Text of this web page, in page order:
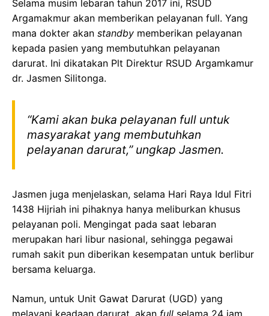
Selama musim lebaran tahun 2017 ini, RSUD
Argamakmur akan memberikan pelayanan full. Yang
mana dokter akan standby memberikan pelayanan
kepada pasien yang membutuhkan pelayanan
darurat. Ini dikatakan Plt Direktur RSUD Argamkamur
dr. Jasmen Silitonga.
“Kami akan buka pelayanan full untuk
masyarakat yang membutuhkan
pelayanan darurat,” ungkap Jasmen.
Jasmen juga menjelaskan, selama Hari Raya Idul Fitri
1438 Hijriah ini pihaknya hanya meliburkan khusus
pelayanan poli. Mengingat pada saat lebaran
merupakan hari libur nasional, sehingga pegawai
rumah sakit pun diberikan kesempatan untuk berlibur
bersama keluarga.
Namun, untuk Unit Gawat Darurat (UGD) yang
melayani keadaan darurat, akan full selama 24 jam